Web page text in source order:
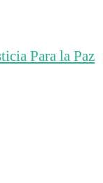
Para la Paz